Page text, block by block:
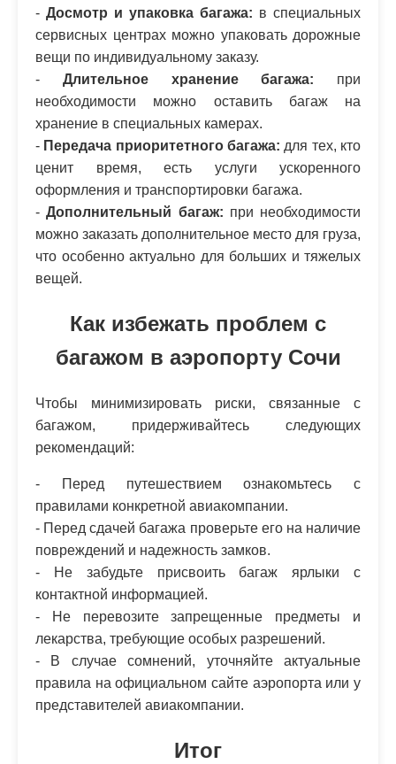
- Досмотр и упаковка багажа: в специальных
сервисных центрах можно упаковать дорожные
вещи по индивидуальному заказу.
- Длительное хранение багажа: при
необходимости можно оставить багаж на
хранение в специальных камерах.
- Передача приоритетного багажа: для тех, кто
ценит время, есть услуги ускоренного
оформления и транспортировки багажа.
-Дополнительный багаж: при необходимости
можно заказать дополнительное место для груза,
что особенно актуально для больших и тяжелых
вещей.
Как избежать проблем с
багажом в аэропорту Сочи
Чтобы минимизировать риски, связанные с
багажом, придерживайтесь следующих
рекомендаций:
- Перед путешествием ознакомьтесь с
правилами конкретной авиакомпании.
- Перед сдачей багажа проверьте его на наличие
повреждений и надежность замков.
- Не забудьте присвоить багаж ярлыки с
контактной информацией.
- Не перевозите запрещенные предметы и
лекарства, требующие особых разрешений.
- В случае сомнений, уточняйте актуальные
правила на официальном сайте аэропорта или у
представителей авиакомпании.
Итог